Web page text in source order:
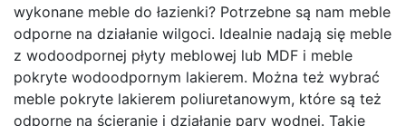
wykonane meble do łazienki? Potrzebne są nam meble
odporne na działanie wilgoci. Idealnie nadają się meble
z wodoodpornej płyty meblowej lub MDF i meble
pokryte wodoodpornym lakierem. Można też wybrać
meble pokryte lakierem poliuretanowym, które są też
odporne na ścieranie i działanie pary wodnej. Takie